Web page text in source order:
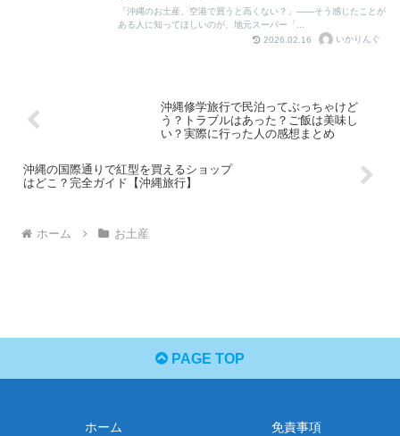
「沖縄のお土産、空港で買うと高くない？」――そう感じたことが
ある人に知ってほしいのが、地元スーパー「...
2026.02.16
いかりんぐ
沖縄修学旅行で民泊ってぶっちゃけど
う？トラブルはあった？ご飯は美味し
い？実際に行った人の感想まとめ
沖縄の国際通りで紅型を買えるショップ
はどこ？完全ガイド【沖縄旅行】
ホーム お土産
PAGE TOP
ホーム
免責事項